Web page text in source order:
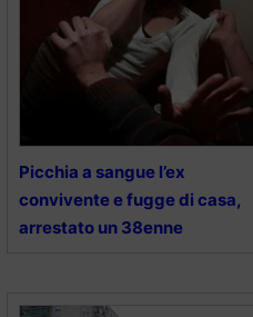
Picchia a sangue l’ex
convivente e fugge di casa,
arrestato un 38enne